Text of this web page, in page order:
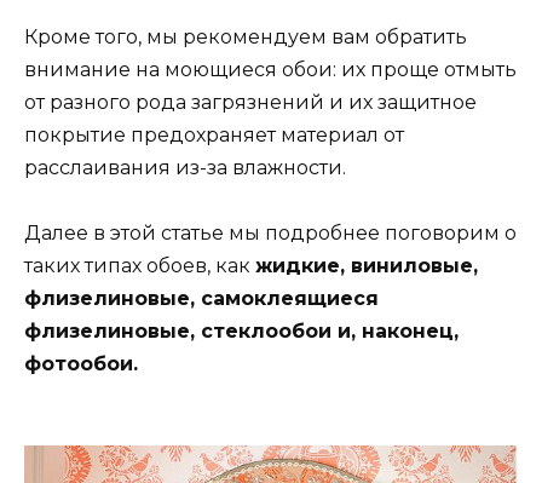
Кроме того, мы рекомендуем вам обратить
внимание на моющиеся обои: их проще отмыть
от разного рода загрязнений и их защитное
покрытие предохраняет материал от
расслаивания из-за влажности.
Далее в этой статье мы подробнее поговорим о
таких типах обоев, как жидкие, виниловые,
флизелиновые, самоклеящиеся
флизелиновые, стеклообои и, наконец,
фотообои.